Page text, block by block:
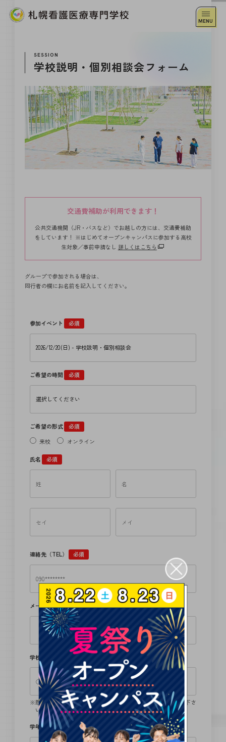
SESSION
学校説明・個別相談会フォーム
交通費補助が利用できます！
公共交通機関（JR・バスなど）でお越しの方には、交通費補助
をしています！ ※はじめてオープンキャンパスに参加する高校
生対象／事前申請なし 詳しくはこちら
グループで参加される場合は、
同行者の欄にお名前を記入してください。
参加イベント 必須
ご希望の時間 必須
ご希望の形式
必須
来校
オンライン
氏名 必須
連絡先（TEL） 必須
メールアドレス 必須
学校名
既卒の方は卒業学校、留学生の方は、日本語学校名をご記入下さ
い。
学年 必須